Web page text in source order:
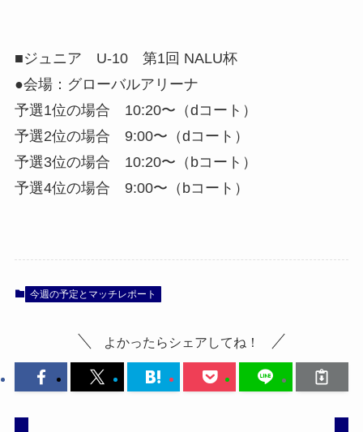
■ジュニア U-10 第1回 NALU杯
●会場：グローバルアリーナ
予選1位の場合 10:20〜（dコート）
予選2位の場合 9:00〜（dコート）
予選3位の場合 10:20〜（bコート）
予選4位の場合 9:00〜（bコート）
今週の予定とマッチレポート
よかったらシェアしてね！